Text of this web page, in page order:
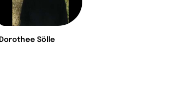
Dorothee Sölle